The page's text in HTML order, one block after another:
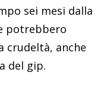
sei mesi dalla
potrebbero
crudeltà, anche
del gip.